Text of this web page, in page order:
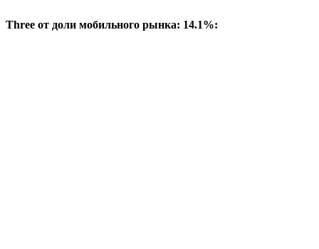
Three от доли мобильного рынка: 14.1%: